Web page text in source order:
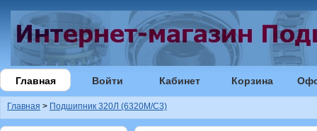
Главная Войти Кабинет Корзина
Главная > Подшипник 320Л (6320M/C3)